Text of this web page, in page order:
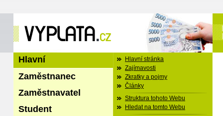
Hlavní
Zaměstnanec
Zaměstnavatel
Student
Hlavní stránka
Zajímavosti
Zkratky a pojmy
Články
Struktura tohoto Webu
Hledat na tomto Webu